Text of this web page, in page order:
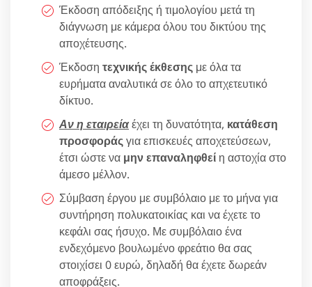
Έκδοση απόδειξης ή τιμολογίου μετά τη
διάγνωση με κάμερα όλου του δικτύου της
αποχέτευσης.
Έκδοση τεχνικής έκθεσης με όλα τα
ευρήματα αναλυτικά σε όλο το απχετευτικό
δίκτυο.
Αν η εταιρείαέχει τη δυνατότητα, κατάθεση
προσφοράςγια επισκευές αποχετεύσεων,
έτσι ώστε να μην επαναληφθεί η αστοχία στο
άμεσο μέλλον.
Σύμβαση έργου με συμβόλαιο με το μήνα για
συντήρηση πολυκατοικίας και να έχετε το
κεφάλι σας ήσυχο. Με συμβόλαιο ένα
ενδεχόμενο βουλωμένο φρεάτιο θα σας
στοιχίσει 0 ευρώ, δηλαδή θα έχετε δωρεάν
αποφράξεις.